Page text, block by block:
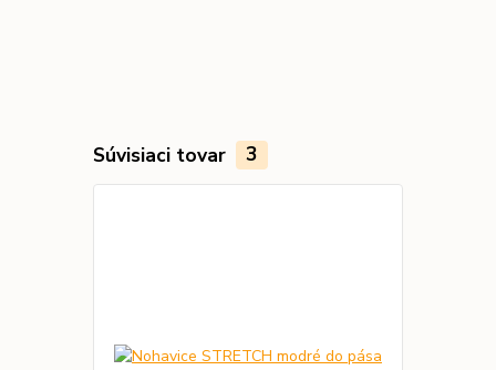
Súvisiaci tovar 3